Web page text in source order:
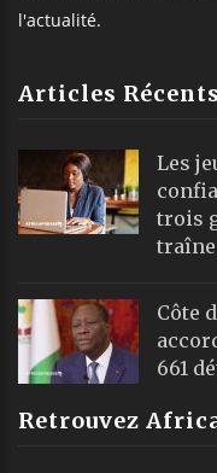
l'actualité.
Articles Récents
Les
trois
traîne
Côte
661
Retrouvez